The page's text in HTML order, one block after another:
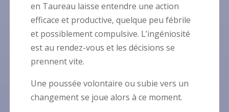
en Taureau laisse entendre une action
efficace et productive, quelque peu fébrile
et possiblement compulsive. L’ingéniosité
est au rendez-vous et les décisions se
prennent vite.
Une poussée volontaire ou subie vers un
changement se joue alors à ce moment.